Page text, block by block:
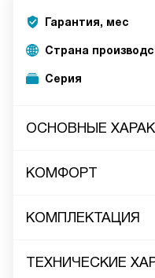
Гарантия, мес
Страна
Серия
ОСНОВНЫЕ
КОМФОРТ
КОМПЛЕКТАЦИЯ
ТЕХНИЧЕСКИЕ